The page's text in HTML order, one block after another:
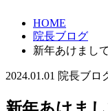
HOME
院長ブログ
新年あけまし
2024.01.01 院長ブロ